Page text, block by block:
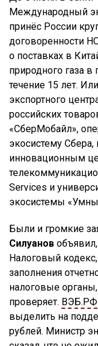
Международный
принёс России
договоренности
о поставках в
природного газа в
течение 15 лет.
экспортного
российских
«СберМобайл»,
экосистему
инновационным
Services и
экосистемы
Были и громкие
Силуанов
Налоговый
заполнения
налоговые
проверяет. ВЭБ.РФ
выделить на
рублей. Министр